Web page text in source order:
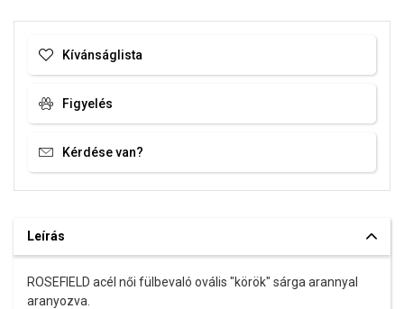
Kívánságlista
Figyelés
Kérdése van?
Leírás
ROSEFIELD acél női fülbevaló ovális "körök" sárga arannyal
aranyozva.